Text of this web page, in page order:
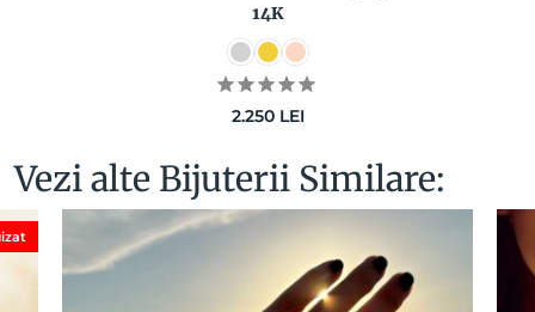
14K
2.250 LEI
Vezi alte Bijuterii Similare: